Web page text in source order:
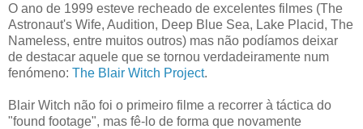
O ano de 1999 esteve recheado de excelentes filmes (The
Astronaut's Wife, Audition, Deep Blue Sea, Lake Placid, The
Nameless, entre muitos outros) mas não podíamos deixar
de destacar aquele que se tornou verdadeiramente num
fenómeno: The Blair Witch Project.
Blair Witch não foi o primeiro filme a recorrer à táctica do
"found footage", mas fê-lo de forma que novamente